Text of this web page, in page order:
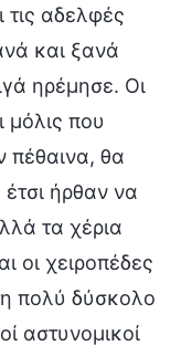
αδελφές
και ξανά
ηρέμησε. Οι
μόλις που
πέθαινα, θα
έτσι ήρθαν να
τα χέρια
οι χειροπέδες
πολύ δύσκολο
αστυνομικοί